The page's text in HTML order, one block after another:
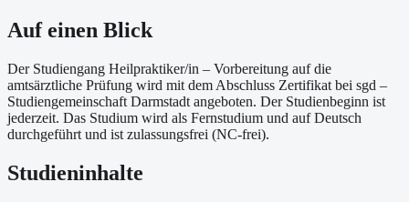
Auf einen Blick
Der Studiengang Heilpraktiker/in – Vorbereitung auf die
amtsärztliche Prüfung wird mit dem Abschluss Zertifikat bei sgd –
Studiengemeinschaft Darmstadt angeboten. Der Studienbeginn ist
jederzeit. Das Studium wird als Fernstudium und auf Deutsch
durchgeführt und ist zulassungsfrei (NC-frei).
Studieninhalte